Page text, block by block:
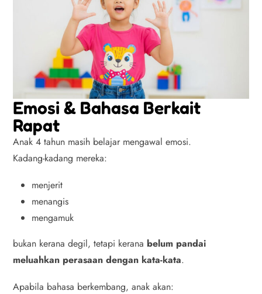
Emosi & Bahasa Berkait
Rapat
Anak 4 tahun masih belajar mengawal emosi.
Kadang-kadang mereka:
menjerit
menangis
mengamuk
bukan kerana degil, tetapi kerana belum pandai
meluahkan perasaan dengan kata-kata.
Apabila bahasa berkembang, anak akan: